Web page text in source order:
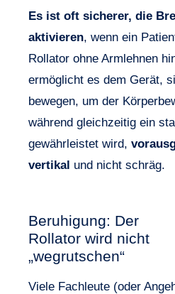
Es ist oft sicherer, die
aktivieren, wenn ein
Rollator ohne Armlehnen
ermöglicht es dem Gerät,
bewegen, um der
während gleichzeitig ein
gewährleistet wird,
vertikal und nicht schräg.
Beruhigung: Der
Rollator wird nicht
„wegrutschen“
Viele Fachleute (oder